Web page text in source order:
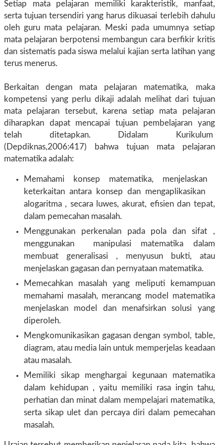
Setiap mata pelajaran memiliki karakteristik, manfaat,
serta tujuan tersendiri yang harus dikuasai terlebih dahulu
oleh guru mata pelajaran. Meski pada umumnya setiap
mata pelajaran berpotensi membangun cara berfikir kritis
dan sistematis pada siswa melalui kajian serta latihan yang
terus menerus.
Berkaitan dengan mata pelajaran matematika, maka
kompetensi yang perlu dikaji adalah melihat dari tujuan
mata pelajaran tersebut, karena setiap mata pelajaran
diharapkan dapat mencapai tujuan pembelajaran yang
telah ditetapkan. Didalam Kurikulum
(Depdiknas,2006:417) bahwa tujuan mata pelajaran
matematika adalah:
Memahami konsep matematika, menjelaskan
keterkaitan antara konsep dan mengaplikasikan
alogaritma , secara luwes, akurat, efisien dan tepat,
dalam pemecahan masalah.
Menggunakan perkenalan pada pola dan sifat ,
menggunakan
manipulasi matematika dalam
membuat generalisasi , menyusun bukti, atau
menjelaskan gagasan dan pernyataan matematika.
Memecahkan masalah yang meliputi kemampuan
memahami masalah, merancang model matematika
menjelaskan model dan menafsirkan solusi yang
diperoleh.
Mengkomunikasikan gagasan dengan symbol, table,
diagram, atau media lain untuk memperjelas keadaan
atau masalah.
Memiliki sikap menghargai kegunaan matematika
dalam kehidupan , yaitu memiliki rasa ingin tahu,
perhatian dan minat dalam mempelajari matematika,
serta sikap ulet dan percaya diri dalam pemecahan
masalah.